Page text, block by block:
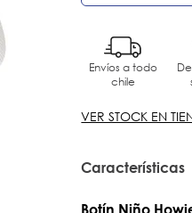
Envíos a todo
chile
VER STOCK EN
Características
Botín Niño